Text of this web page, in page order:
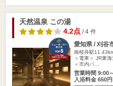
天然温泉 この湯
4.2点/ 4 件
愛知県 / 刈谷
南桜井駅
＜電車＞ JR東
＜市内バ…
営業時間 9:00
入浴料金 650円